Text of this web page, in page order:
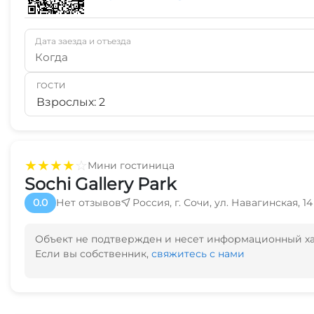
★★★★☆Мини гостиница
Sochi Gallery Park
0.0 Нет отзывов Россия, г. Сочи, ул. Навагинская, 14
Объект не подтвержден и несет информационный
Если вы собственник, свяжитесь с нами
Дата заезда и отъезда
Когда
ГОСТИ
Взрослых: 2